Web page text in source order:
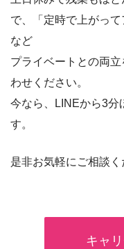
で、「定時で上がって
など
プライベートとの両
わせください。
今なら、LINEから3分
す。
是非お気軽にご相談く
キャ